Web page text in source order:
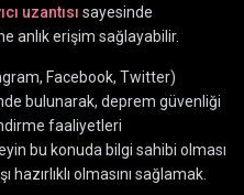
uzantısı sayesinde
anlık erişim sağlayabilir.
Facebook, Twitter)
bulunarak, deprem güvenliği
faaliyetleri
bu konuda bilgi sahibi olması
olmasını sağlamak.